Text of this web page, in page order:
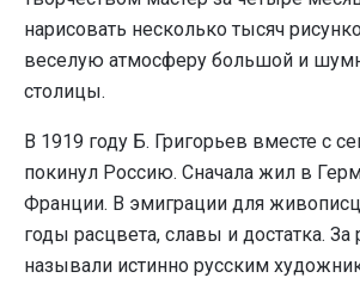
нарисовать несколько тысяч
веселую атмосферу большой и
столицы.
В 1919 году Б. Григорьев вместе с
покинул Россию. Сначала жил в
Франции. В эмиграции для
годы расцвета, славы и достатка.
называли истинно русским